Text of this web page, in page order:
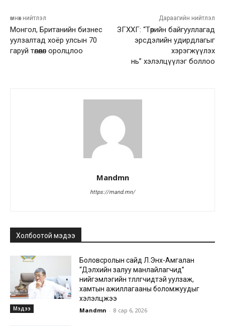
өмнөх нийтлэл
Монгол, Британийн бизнес
уулзалтад хоёр улсын 70
гаруй төлөөлөл оролцлоо
Дараагийн нийтлэл
ЗГХХГ: “Төрийн байгууллагад
эрсдэлийн удирдлагыг
хэрэгжүүлэх
нь” хэлэлцүүлэг боллоо
Mandmn
https://mand.mn/
Холбоотой мэдээ
Мэдээ
Боловсролын сайд Л.Энх-Амгалан
“Дэлхийн залуу манлайлагчид”
нийгэмлэгийн төлөөлөгчидтэй уулзаж,
хамтын ажиллагааны боломжуудыг
хэлэлцжээ
Mandmn - 8 сар 6, 2026